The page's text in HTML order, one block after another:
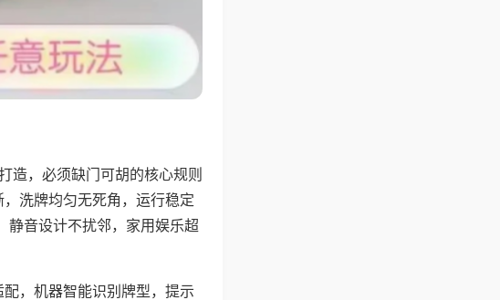
造，必须缺门可胡的核心规则
洗牌均匀无死角，运行稳定
静音设计不扰邻，家用娱乐超
，机器智能识别牌型，提示